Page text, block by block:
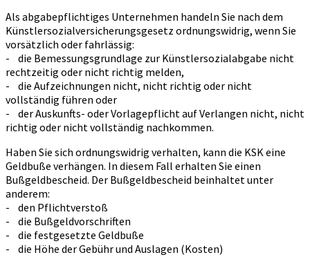
Als abgabepflichtiges Unternehmen handeln Sie nach dem
Künstlersozialversicherungsgesetz ordnungswidrig, wenn Sie
vorsätzlich oder fahrlässig:
- die Bemessungsgrundlage zur Künstlersozialabgabe nicht
rechtzeitig oder nicht richtig melden,
- die Aufzeichnungen nicht, nicht richtig oder nicht
vollständig führen oder
- der Auskunfts- oder Vorlagepflicht auf Verlangen nicht, nicht
richtig oder nicht vollständig nachkommen.
Haben Sie sich ordnungswidrig verhalten, kann die KSK eine
Geldbuße verhängen. In diesem Fall erhalten Sie einen
Bußgeldbescheid. Der Bußgeldbescheid beinhaltet unter
anderem:
- den Pflichtverstoß
- die Bußgeldvorschriften
- die festgesetzte Geldbuße
- die Höhe der Gebühr und Auslagen (Kosten)